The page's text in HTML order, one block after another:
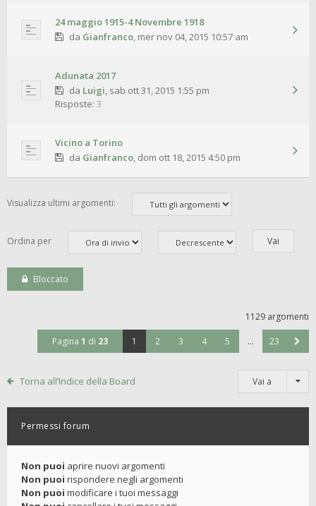
24 maggio 1915-4 Novembre 1918
da Gianfranco, mer nov 04, 2015 10:57 am
Adunata 2017
da Luigi, sab ott 31, 2015 1:55 pm
Risposte: 3
Vicino a Torino
da Gianfranco, dom ott 18, 2015 4:50 pm
Visualizza ultimi argomenti:
Ordina per
Bloccato
1129 argomenti
Pagina 1 di 23 1 2 3 4 5 … 23
Torna all’Indice della Board Vai a
Permessi forum
Non puoi aprire nuovi argomenti
Non puoi rispondere negli argomenti
Non puoi modificare i tuoi messaggi